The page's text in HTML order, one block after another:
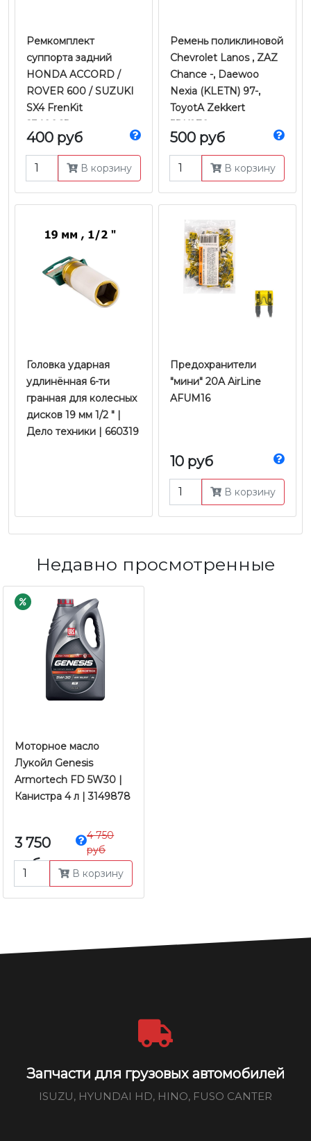
Ремкомплект
суппорта задний
HONDA ACCORD /
ROVER 600 / SUZUKI
SX4 FrenKit
234006Ремкомплект
суппорта задний
HONDA ACCORD /
ROVER 600 / SUZUKI
SX4 FrenKit 234006
400 руб
В корзину
Ремень поликлиновой
Chevrolet Lanos , ZAZ
Chance -, Daewoo
Nexia (KLETN) 97-,
ToyotA Zekkert
5PK970
500 руб
В корзину
Головка ударная
удлинённая 6-ти
гранная для колесных
дисков 19 мм 1/2 " |
Дело техники | 660319
Предохранители
"мини" 20A AirLine
AFUM16
10 руб
В корзину
Недавно просмотренные
Моторное масло
Лукойл Genesis
Armortech FD 5W30 |
Канистра 4 л | 3149878
3 750
руб
4 750
руб
В корзину
Запчасти для грузовых автомобилей
ISUZU, HYUNDAI HD, HINO, FUSO CANTER